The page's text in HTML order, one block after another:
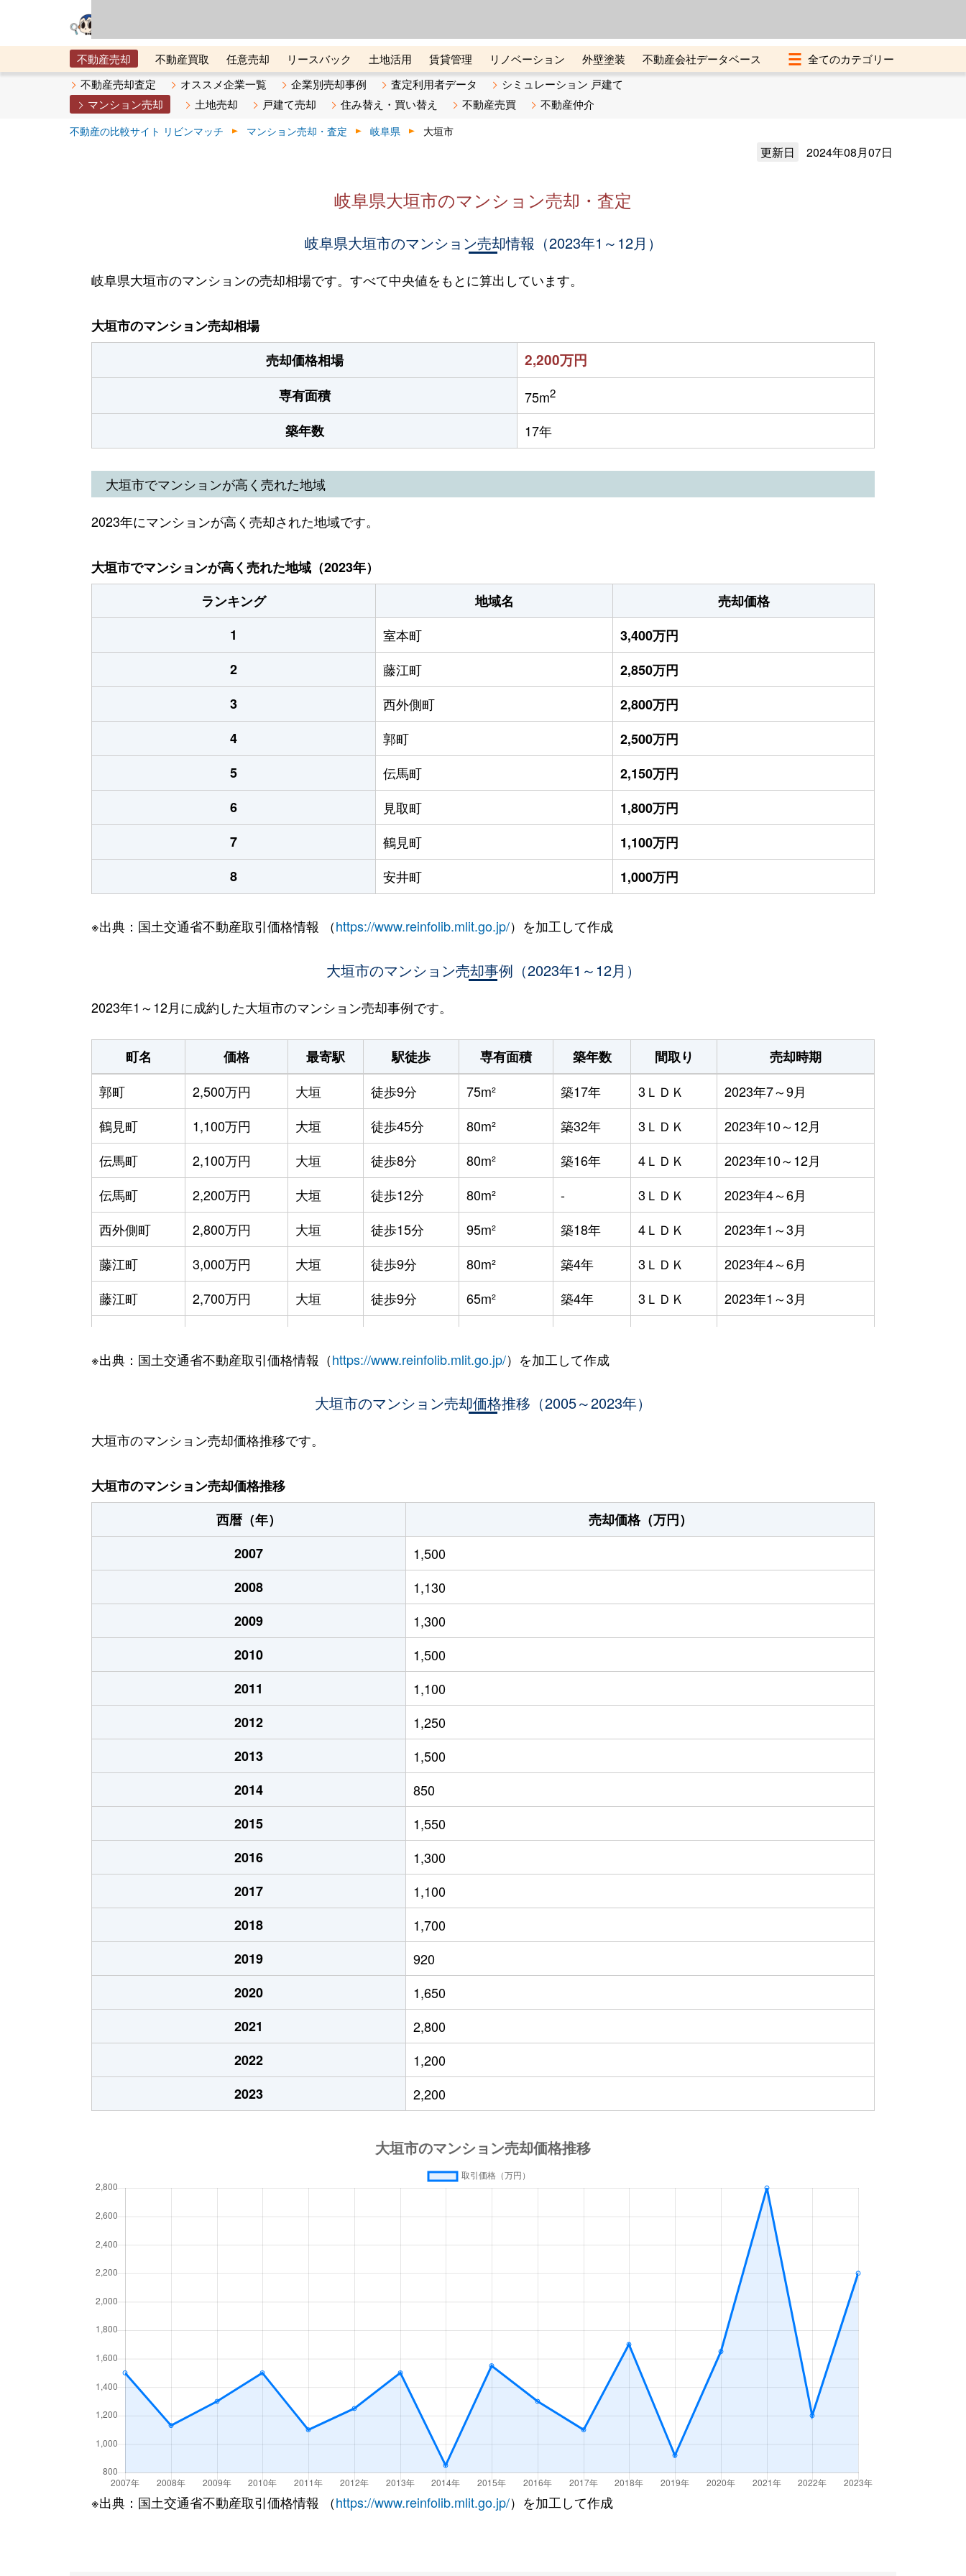
不動産売却 不動産買取 任意売却 リースバック 土地活用 賃貸管理 リノベーション 外壁塗装
不動産会社データベース
メタ住宅展示場
ベスト不動産カンパニー オンライン講座 リビンマガジンBiz 不動産売却ご相談デスク
不動産売却査定 オススメ企業一覧 企業別売却事例 査定利用者データ
シミュレーション 戸建て
マンション売却
土地売却 戸建て売却 住み替え・買い替え 不動産売買 不動産仲介
不動産の比較サイト リビンマッチ マンション売却・査定 岐阜県 大垣市
更新日 2024年08月07日
岐阜県大垣市のマンション売却・査定
岐阜県大垣市のマンション売却情報（2023年1～12月）
岐阜県大垣市のマンションの売却相場です。すべて中央値をもとに算出しています。
大垣市のマンション売却相場
売却価格相場
2,200万円
専有面積 75m2
築年数 17年
大垣市でマンションが高く売れた地域
2023年にマンションが高く売却された地域です。
大垣市でマンションが高く売れた地域（2023年）
ランキング
地域名
売却価格
1
室本町
3,400万円
2
藤江町
2,850万円
3
西外側町
2,800万円
4
郭町
2,500万円
5
伝馬町
2,150万円
6
見取町
1,800万円
7
鶴見町
1,100万円
8
安井町 1,000万円
※出典：国土交通省不動産取引価格情報 （https://www.reinfolib.mlit.go.jp/）を加工して作成
大垣市のマンション売却事例（2023年1～12月）
2023年1～12月に成約した大垣市のマンション売却事例です。
町名 価格 最寄駅 駅徒歩 専有面積 築年数 間取り
売却時期
郭町
2,500万円 大垣 徒歩9分 75m² 築17年 3ＬＤＫ
2023年7～9月
鶴見町
1,100万円 大垣 徒歩45分 80m² 築32年 3ＬＤＫ
2023年10～12月
伝馬町
2,100万円 大垣 徒歩8分 80m² 築16年 4ＬＤＫ
2023年10～12月
伝馬町
2,200万円 大垣 徒歩12分 80m² - 3ＬＤＫ
2023年4～6月
西外側町
2,800万円 大垣 徒歩15分 95m² 築18年 4ＬＤＫ
2023年1～3月
藤江町
3,000万円 大垣 徒歩9分 80m² 築4年 3ＬＤＫ
2023年4～6月
藤江町
2,700万円 大垣 徒歩9分 65m² 築4年 3ＬＤＫ
2023年1～3月
見取町
1,700万円 大垣 徒歩4分 70m² 築25年
大垣 徒歩10分 70m² 築17年 3ＬＤＫ
安井町
1,000万円 大垣
※出典：国土交通省不動産取引価格情報（https://www.reinfolib.mlit.go.jp/）を加工して作成
大垣市のマンション売却価格推移（2005～2023年）
大垣市のマンション売却価格推移です。
大垣市のマンション売却価格推移
西暦（年）
売却価格（万円）
2007
1,500
2008
1,130
2009
1,300
2010
1,500
2011
1,100
2012
1,250
2013
1,500
2014
850
2015
1,550
2016
1,300
2017
1,100
2018
1,700
2019
920
2020
1,650
2021
2,800
2022
1,200
2023
2,200
※出典：国土交通省不動産取引価格情報 （https://www.reinfolib.mlit.go.jp/）を加工して作成